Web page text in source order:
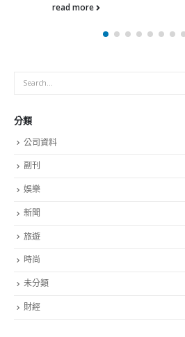
分類
公司資料
副刊
娛樂
新聞
旅遊
時尚
未分類